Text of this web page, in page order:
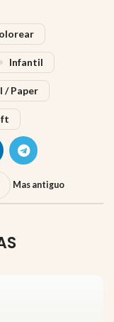
Infantil
/ Paper
Mas antiguo